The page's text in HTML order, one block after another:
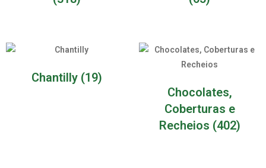
Chantilly (19)
Chocolates,
Coberturas e
Recheios (402)